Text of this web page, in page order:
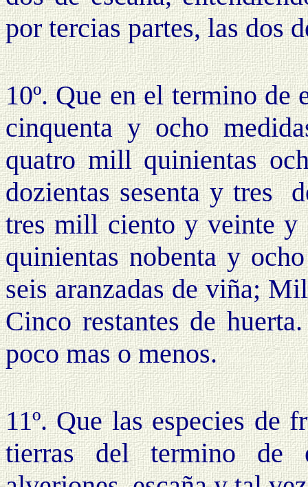
por tercias partes, las dos
10º. Que en el termino
cinquenta y ocho
quatro mill quinientas
dozientas sesenta y tres
tres mill ciento y veinte y
quinientas nobenta y
seis aranzadas de viña;
Cinco restantes de
poco mas o menos.
11º. Que las especies de
tierras del termino de